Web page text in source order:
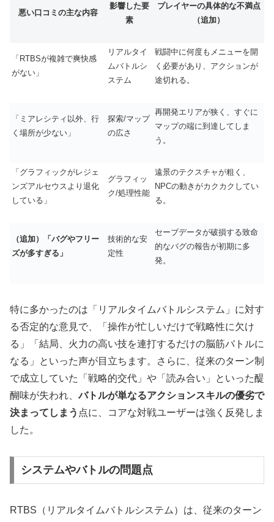
悪い口コミの主な内容
影響した要
素
プレイヤーの具体的な不満点
（追加）
「RTBSが複雑で爽快感
がない」
リアルタイ
ムバトルシ
ステム
戦闘中に何度もメニューを開
く必要があり、アクションが
途切れる。
「ミアレシティ以外、行
く場所が少ない」
探索/マップ
の広さ
再開発エリアが狭く、すぐに
マップの端に到達してしま
う。
「グラフィックがレジェ
ンズアルセウスより退化
している」
グラフィッ
ク/処理性能
遠景のテクスチャが粗く、
NPCの動きがカクカクしてい
る。
（追加）「バグやフリー
ズが多すぎる」
技術的な安
定性
セーブデータが破損する致命
的なバグの報告が初期に多
発。
特に多かったのは「リアルタイムバトルシステム」に対す
る否定的な意見で、「操作が忙しいだけで戦略性に欠け
る」「結局、火力の高い技を連打するだけの脳筋バトルに
なる」といった声が目立ちます。さらに、従来のターン制
で成立していた「戦略的交代」や「読み合い」といった醍
醐味が失われ、バトルが単なるアクションスキルの優劣で
決まってしまう 点に、コアな対戦ユーザーは強く反発しま
した。
システムやバトルの問題点
RTBS（リアルタイムバトルシステム）は、従来のターン